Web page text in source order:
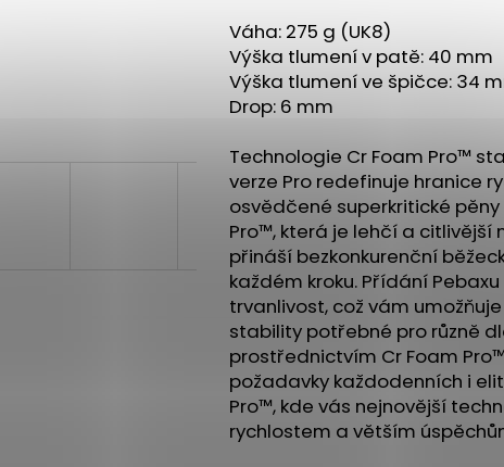
Váha: 275 g (UK8)
Výška tlumení v patě: 40 mm
Výška tlumení ve špičce: 34
Drop: 6 mm
Technologie Cr Foam Pro™
verze Pro redefinuje hranice
osvědčené superkritické pěny
Pro™, která je lehčí a citlivější
přináší bezkonkurenční
každém kroku. Přídání
trvanlivost, což vám
stability potřebné pro různě
prostřednictvím Cr Foam
požadavky každodenních i
Pro™, kde vás nejnovější
rychlostem a větším